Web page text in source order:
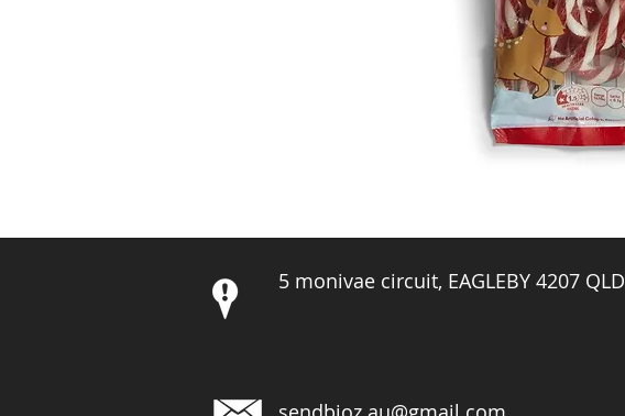
5 monivae circuit, EAGLEBY 4207 QLD